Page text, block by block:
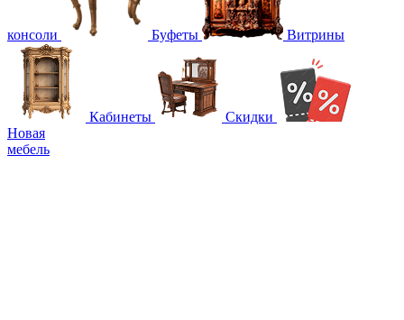
консоли Буфеты Витрины
Кабинеты
Скидки
Новая
мебель